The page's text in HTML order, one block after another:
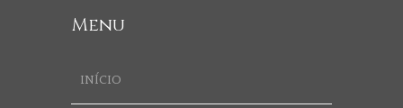
Menu
INÍCIO